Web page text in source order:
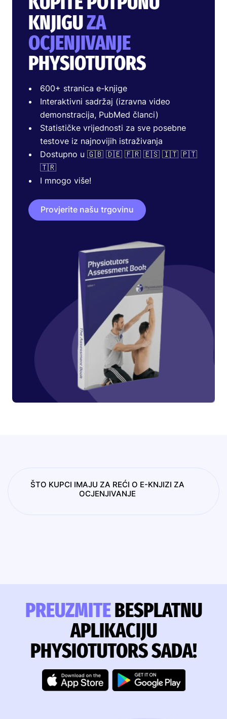
KNJIGUZA
OCJENJIVANJE
PHYSIOTUTORS
600+ stranica e-knjige
Interaktivni sadržaj (izravna video
demonstracija, PubMed članci)
Statističke vrijednosti za sve posebne
testove iz najnovijih istraživanja
Dostupno u 🇬🇧 🇩🇪 🇫🇷 🇪🇸 🇮🇹 🇵🇹
🇹🇷
I mnogo više!
Provjerite našu trgovinu
ŠTO KUPCI IMAJU ZA REĆI O E-KNJIZI ZA
OCJENJIVANJE
PREUZMITEBESPLATNU
APLIKACIJU
PHYSIOTUTORS SADA!